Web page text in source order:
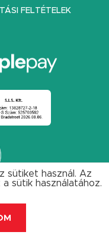
FELTÉTELEK
sütiket használ. Az
sütik használatához.